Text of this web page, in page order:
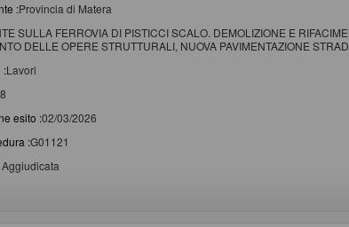
:Provincia di Matera
SULLA FERROVIA DI PISTICCI SCALO. DEMOLIZIONE E
DELLE OPERE STRUTTURALI, NUOVA PAVIMENTAZIONE
:Lavori
esito :02/03/2026
:G01121